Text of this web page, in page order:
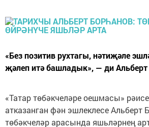
«Без позитив рухтагы, нәтиҗәле
җәлеп итә башладык», — ди Альберт
«Татар төбәкчеләре оешмасы»
атказанган фән эшлеклесе Альберт
төбәкчеләр арасында яшьләрнең